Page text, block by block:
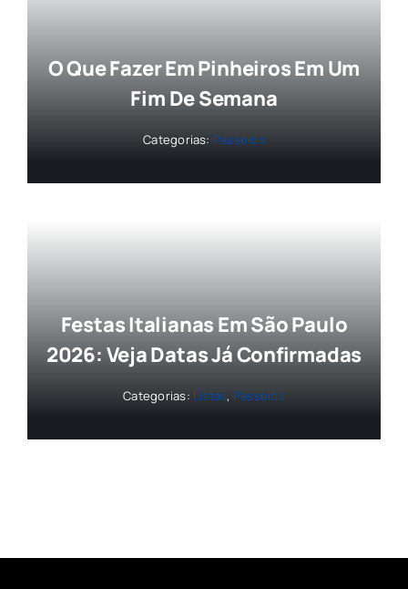
O Que Fazer Em Pinheiros Em Um
Fim De Semana
Categorias: Passeios
Festas Italianas Em São Paulo
2026: Veja Datas Já Confirmadas
Categorias: Listas, Passeios